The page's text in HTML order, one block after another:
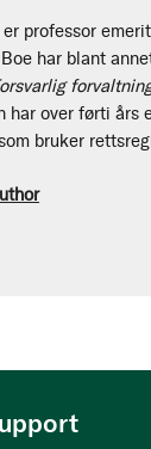
professor
har blant
har over førti års
bruker